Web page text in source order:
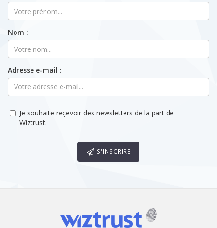
Nom :
Adresse e-mail :
Je souhaite reçevoir des newsletters de la part de
Wiztrust.
S'INSCRIRE